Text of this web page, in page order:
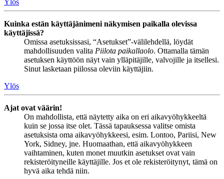
Ylös
Kuinka estän käyttäjänimeni näkymisen paikalla olevissa
käyttäjissä?
Omissa asetuksissasi, “Asetukset”-välilehdellä, löydät
mahdollisuuden valita Piilota paikallaolo. Ottamalla tämän
asetuksen käyttöön näyt vain ylläpitäjille, valvojille ja itsellesi.
Sinut lasketaan piilossa oleviin käyttäjiin.
Ylös
Ajat ovat väärin!
On mahdollista, että näytetty aika on eri aikavyöhykkeeltä
kuin se jossa itse olet. Tässä tapauksessa valitse omista
asetuksista oma aikavyöhykkeesi, esim. Lontoo, Pariisi, New
York, Sidney, jne. Huomaathan, että aikavyöhykkeen
vaihtaminen, kuten monet muutkin asetukset ovat vain
rekisteröityneille käyttäjille. Jos et ole rekisteröitynyt, tämä on
hyvä aika tehdä niin.